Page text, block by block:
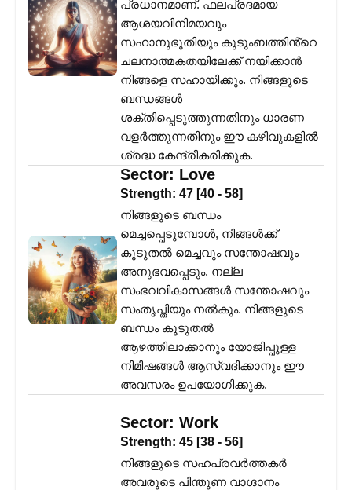
പ്രധാനമാണ്. ഫലപ്രദമായ
ആശയവിനിമയവും
സഹാനുഭൂതിയും കുടുംബത്തിൻ്റെ
ചലനാത്മകതയിലേക്ക് നയിക്കാൻ
നിങ്ങളെ സഹായിക്കും. നിങ്ങളുടെ
ബന്ധങ്ങൾ
ശക്തിപ്പെടുത്തുന്നതിനും ധാരണ
വളർത്തുന്നതിനും ഈ കഴിവുകളിൽ
ശ്രദ്ധ കേന്ദ്രീകരിക്കുക.
Sector: Love
Strength: 47 [40 - 58]
നിങ്ങളുടെ ബന്ധം
മെച്ചപ്പെടുമ്പോൾ, നിങ്ങൾക്ക്
കൂടുതൽ മെച്ചവും സന്തോഷവും
അനുഭവപ്പെടും. നല്ല
സംഭവവികാസങ്ങൾ സന്തോഷവും
സംതൃപ്തിയും നൽകും. നിങ്ങളുടെ
ബന്ധം കൂടുതൽ
ആഴത്തിലാക്കാനും യോജിപ്പുള്ള
നിമിഷങ്ങൾ ആസ്വദിക്കാനും ഈ
അവസരം ഉപയോഗിക്കുക.
Sector: Work
Strength: 45 [38 - 56]
നിങ്ങളുടെ സഹപ്രവർത്തകർ
അവരുടെ പിന്തുണ വാഗ്ദാനം